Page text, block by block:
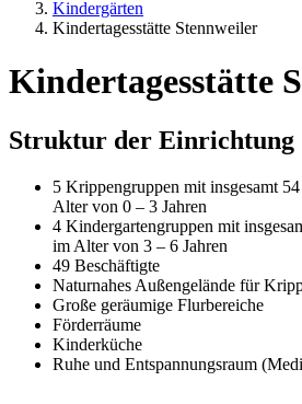
Kindergärten
Kindertagesstätte Stennweiler
Kindertagesstätte
Struktur der Einrichtung
5 Krippengruppen mit insgesamt
Alter von 0 – 3 Jahren
4 Kindergartengruppen mit
im Alter von 3 – 6 Jahren
49 Beschäftigte
Naturnahes Außengelände für
Große geräumige Flurbereiche
Förderräume
Kinderküche
Ruhe und Entspannungsraum